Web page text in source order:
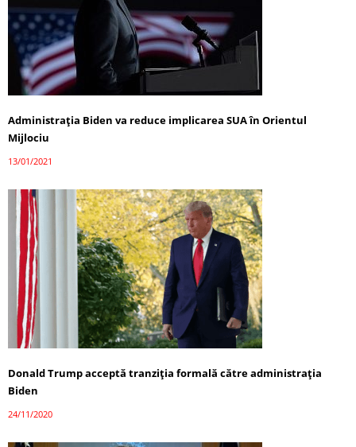
Administrația Biden va reduce implicarea SUA în Orientul
Mijlociu
13/01/2021
Donald Trump acceptă tranziția formală către administrația
Biden
24/11/2020